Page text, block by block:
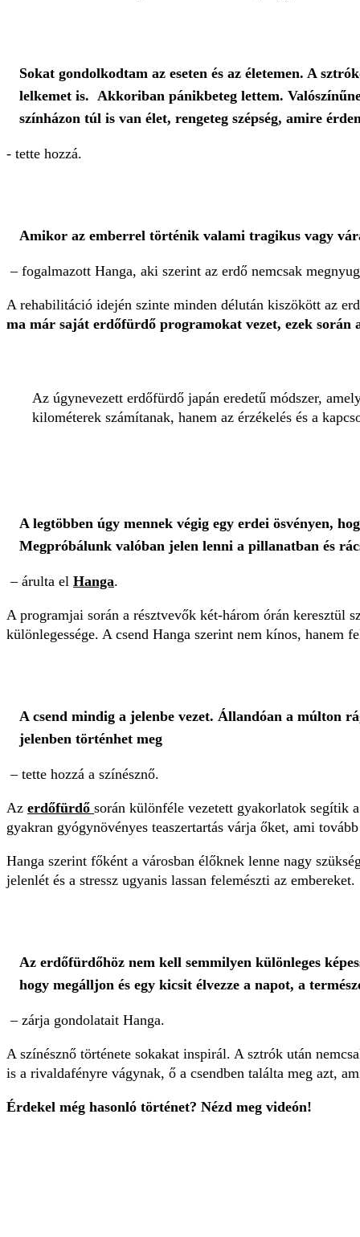
Sokat gondolkodtam az eseten és az életemen. A
lelkemet is. Akkoriban pánikbeteg lettem.
színházon túl is van élet, rengeteg szépség, amire
- tette hozzá.
Amikor az emberrel történik valami tragikus vagy
– fogalmazott Hanga, aki szerint az erdő nemcsak
A rehabilitáció idején szinte minden délután kiszökött az
ma már saját erdőfürdő programokat vezet, ezek
Az úgynevezett erdőfürdő japán eredetű módszer,
kilométerek számítanak, hanem az érzékelés és a
A legtöbben úgy mennek végig egy erdei ösvényen,
Megpróbálunk valóban jelen lenni a pillanatban és
– árulta el Hanga.
A programjai során a résztvevők két-három órán keresztül
különlegessége. A csend Hanga szerint nem kínos, hanem
A csend mindig a jelenbe vezet. Állandóan a múlton
jelenben történhet meg
– tette hozzá a színésznő.
Az erdőfürdő során különféle vezetett gyakorlatok segítik
gyakran gyógynövényes teaszertartás várja őket, ami
Hanga szerint főként a városban élőknek lenne nagy
jelenlét és a stressz ugyanis lassan felemészti az embereket.
Az erdőfürdőhöz nem kell semmilyen különleges
hogy megálljon és egy kicsit élvezze a napot, a
– zárja gondolatait Hanga.
A színésznő története sokakat inspirál. A sztrók után
is a rivaldafényre vágynak, ő a csendben találta meg azt,
Érdekel még hasonló történet? Nézd meg videón!